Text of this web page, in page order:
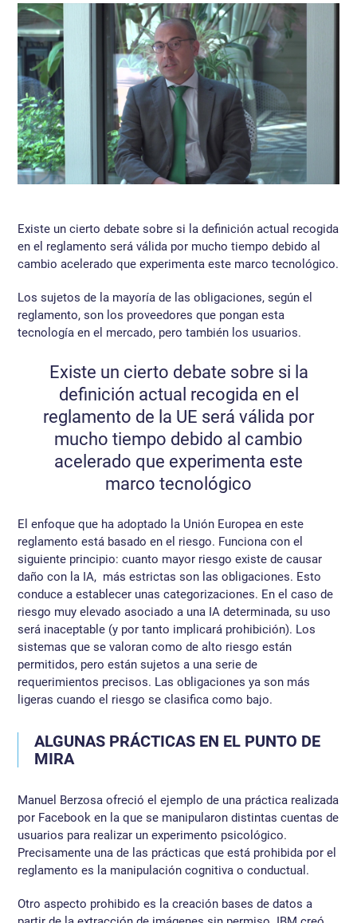
Existe un cierto debate sobre si la definición actual recogida
en el reglamento será válida por mucho tiempo debido al
cambio acelerado que experimenta este marco tecnológico.
Los sujetos de la mayoría de las obligaciones, según el
reglamento, son los proveedores que pongan esta
tecnología en el mercado, pero también los usuarios.
Existe un cierto debate sobre si la
definición actual recogida en el
reglamento de la UE será válida por
mucho tiempo debido al cambio
acelerado que experimenta este
marco tecnológico
El enfoque que ha adoptado la Unión Europea en este
reglamento está basado en el riesgo. Funciona con el
siguiente principio: cuanto mayor riesgo existe de causar
daño con la IA, más estrictas son las obligaciones. Esto
conduce a establecer unas categorizaciones. En el caso de
riesgo muy elevado asociado a una IA determinada, su uso
será inaceptable (y por tanto implicará prohibición). Los
sistemas que se valoran como de alto riesgo están
permitidos, pero están sujetos a una serie de
requerimientos precisos. Las obligaciones ya son más
ligeras cuando el riesgo se clasifica como bajo.
ALGUNAS PRÁCTICAS EN EL PUNTO DE
MIRA
Manuel Berzosa ofreció el ejemplo de una práctica realizada
por Facebook en la que se manipularon distintas cuentas de
usuarios para realizar un experimento psicológico.
Precisamente una de las prácticas que está prohibida por el
reglamento es la manipulación cognitiva o conductual.
Otro aspecto prohibido es la creación bases de datos a